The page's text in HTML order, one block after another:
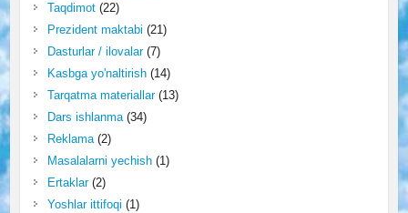
Taqdimot(22)
Prezident maktabi (21)
Dasturlar / ilovalar(7)
Kasbga yo'naltirish(14)
Tarqatma materiallar(13)
Dars ishlanma(34)
Reklama(2)
Masalalarni yechish(1)
Ertaklar(2)
Yoshlar ittifoqi (1)